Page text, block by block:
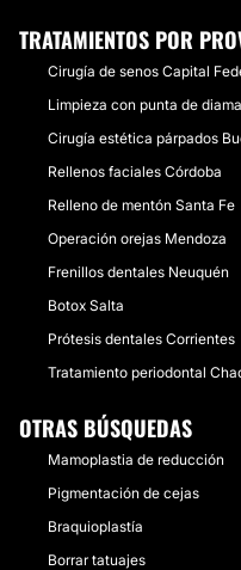
TRATAMIENTOS POR
Cirugía de senos Capital
Limpieza con punta de
Cirugía estética párpados
Rellenos faciales Córdoba
Relleno de mentón Santa Fe
Operación orejas Mendoza
Frenillos dentales Neuquén
Botox Salta
Prótesis dentales Corrientes
Tratamiento periodontal
OTRAS BÚSQUEDAS
Mamoplastia de reducción
Pigmentación de cejas
Braquioplastía
Borrar tatuajes